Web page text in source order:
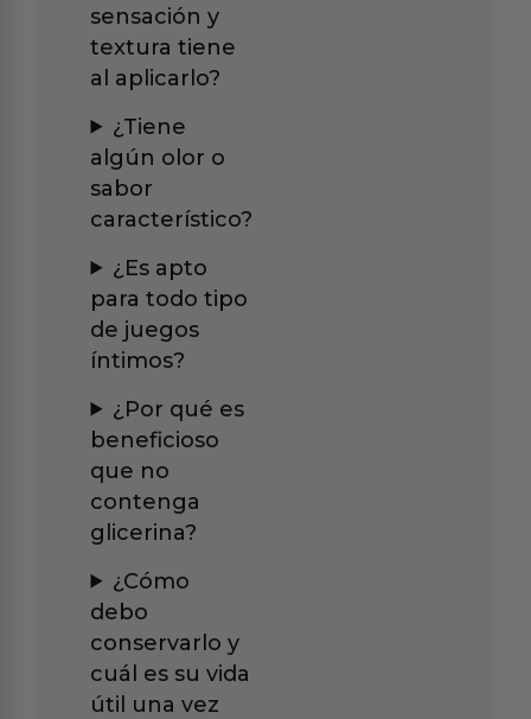
sensación y
textura tiene
al aplicarlo?
¿Tiene
algún olor o
sabor
característico?
¿Es apto
para todo tipo
de juegos
íntimos?
¿Por qué es
beneficioso
que no
contenga
glicerina?
¿Cómo
debo
conservarlo y
cuál es su vida
útil una vez